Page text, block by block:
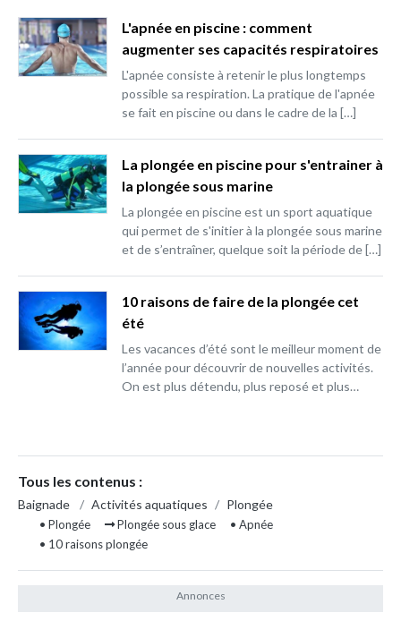
L'apnée en piscine : comment
augmenter ses capacités respiratoires
L'apnée consiste à retenir le plus longtemps
possible sa respiration. La pratique de l'apnée
se fait en piscine ou dans le cadre de la […]
La plongée en piscine pour s'entrainer à
la plongée sous marine
La plongée en piscine est un sport aquatique
qui permet de s'initier à la plongée sous marine
et de s’entraîner, quelque soit la période de […]
10 raisons de faire de la plongée cet
été
Les vacances d’été sont le meilleur moment de
l’année pour découvrir de nouvelles activités.
On est plus détendu, plus reposé et plus…
Tous les contenus :
Baignade / Activités aquatiques / Plongée
• Plongée Plongée sous glace
• Apnée
• 10 raisons plongée